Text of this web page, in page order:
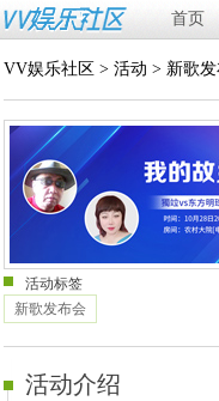
首页
VV娱乐社区 > 活动 > 新歌
活动标签
新歌发布会
活动介绍